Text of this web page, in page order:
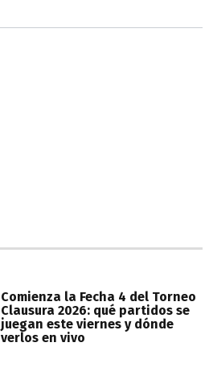
Comienza la Fecha 4 del Torneo
Clausura 2026: qué partidos se
juegan este viernes y dónde
verlos en vivo